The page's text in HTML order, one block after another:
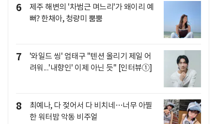
6
제주 해변의 '차범근 며느리'가 왜이리 예
뻐? 한채아, 청량미 뿜뿜
7
'와일드 씽' 엄태구 "텐션 올리기 제일 어
려워...'내향인' 이제 아닌 듯" [인터뷰①]
8
최예나, 다 젖어서 다 비치네…너무 아찔
한 워터밤 악동 비주얼